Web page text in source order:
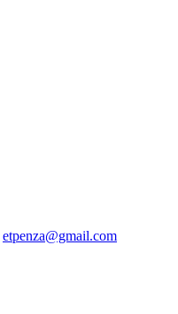
etpenza@gmail.com